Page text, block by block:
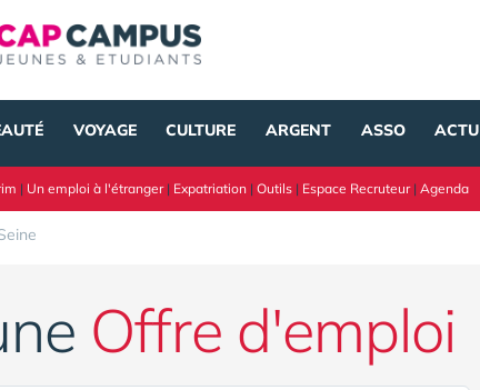
VOYAGE CULTURE ARGENT ASSO ACTU
| Un emploi à l'étranger| Expatriation | Outils | Espace Recruteur| Agenda
Offre d'emploi